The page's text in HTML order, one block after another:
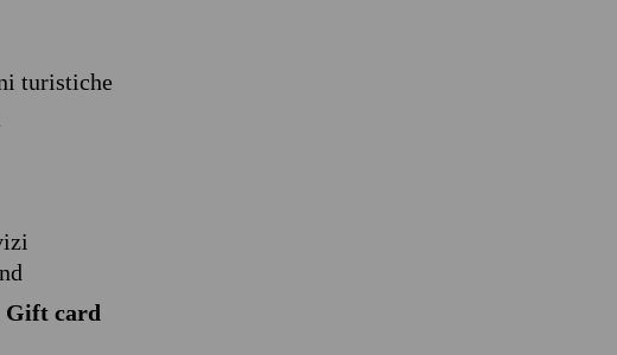
turistiche
Gift card